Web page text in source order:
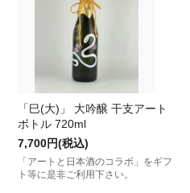
「巳(大)」 大吟醸 干支アート
ボトル 720ml
7,700円(税込)
「アートと日本酒のコラボ」をギフ
ト等に是非ご利用下さい。